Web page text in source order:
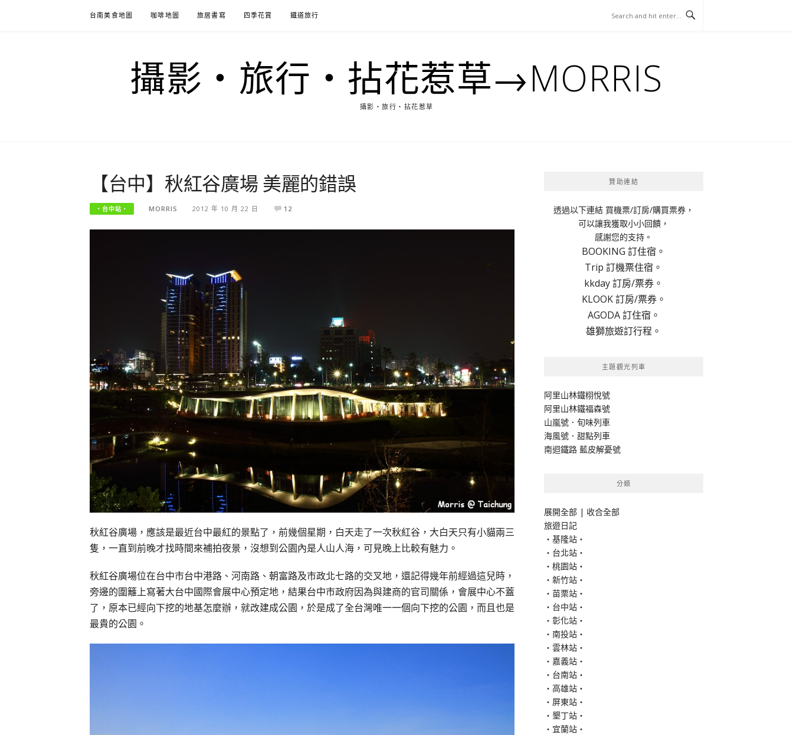
台南美食地圖 咖啡地圖 旅居書寫 四季花賞 鐵道旅行
攝影‧旅行‧拈花惹草→MORRIS
攝影‧旅行‧拈花惹草
【台中】秋紅谷廣場 美麗的錯誤
‧台中站‧ MORRIS 2012 年 10 月 22 日 12
秋紅谷廣場，應該是最近台中最紅的景點了，前幾個星期，白天走了一次秋紅谷，大白天只有小貓兩三
隻，一直到前晚才找時間來補拍夜景，沒想到公園內是人山人海，可見晚上比較有魅力。
秋紅谷廣場位在台中市台中港路、河南路、朝富路及市政北七路的交叉地，還記得幾年前經過這兒時，
旁邊的圍籬上寫著大台中國際會展中心預定地，結果台中市政府因為與建商的官司關係，會展中心不蓋
了，原本已經向下挖的地基怎麼辦，就改建成公園，於是成了全台灣唯一一個向下挖的公園，而且也是
最貴的公園。
贊助連結
透過以下連結 買機票/訂房/購買票券，
可以讓我獲取小小回饋，
感謝您的支持。
BOOKING 訂住宿。
Trip 訂機票住宿。
kkday 訂房/票券。
KLOOK 訂房/票券。
AGODA 訂住宿。
雄獅旅遊訂行程。
主題觀光列車
阿里山林鐵栩悅號
阿里山林鐵福森號
山嵐號．旬味列車
海風號．甜點列車
南迴鐵路 藍皮解憂號
分類
展開全部 | 收合全部
旅遊日記
‧基隆站‧
‧台北站‧
‧桃園站‧
‧新竹站‧
‧苗栗站‧
‧台中站‧
‧彰化站‧
‧南投站‧
‧雲林站‧
‧嘉義站‧
‧台南站‧
‧高雄站‧
‧屏東站‧
‧墾丁站‧
‧宜蘭站‧